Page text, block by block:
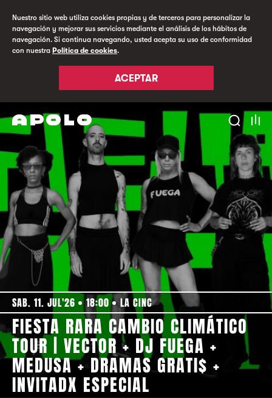
Nuestro sitio web utiliza cookies propias y de terceros para personalizar la
navegación y mejorar sus servicios mediante el análisis de los hábitos de
navegación. Si continua navegando, usted acepta su uso de conformidad
con nuestra Política de cookies.
ACEPTAR
SAB. 11. JUL'26 18:00 LA CINC
FIESTA RARA CAMBIO CLIMÁTICO
TOUR | VECTOR + DJ FUEGA +
MEDUSA + DRAMAS GRATI$ +
INVITADX ESPECIAL